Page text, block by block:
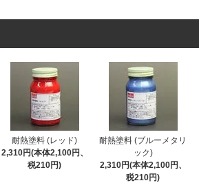
耐熱塗料 (レッド)
2,310円(本体2,100円、
税210円)
耐熱塗料 (ブルーメタリ
ック)
2,310円(本体2,100円、
税210円)